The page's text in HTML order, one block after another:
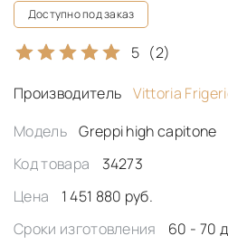
Доступно под заказ
5 (2)
Производитель
Vittoria
Модель
Greppi high capitone
Код товара
34273
Цена
1 451 880 руб.
Сроки изготовления
60 - 70